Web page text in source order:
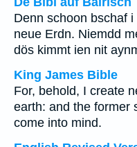
Denn schoon bschaf
neue Erdn. Niemdd
dös kimmt ien nit
King James Bible
For, behold, I create
earth: and the former
come into mind.